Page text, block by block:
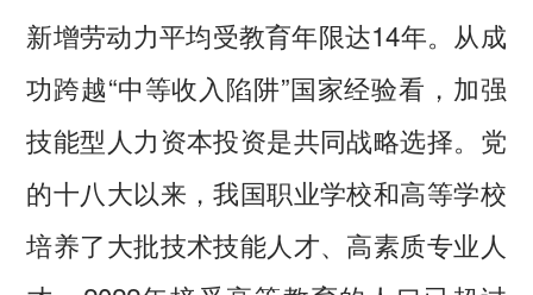
新增劳动力平均受教育年限达14年。从成
功跨越“中等收入陷阱”国家经验看，加强
技能型人力资本投资是共同战略选择。党
的十八大以来，我国职业学校和高等学校
培养了大批技术技能人才、高素质专业人